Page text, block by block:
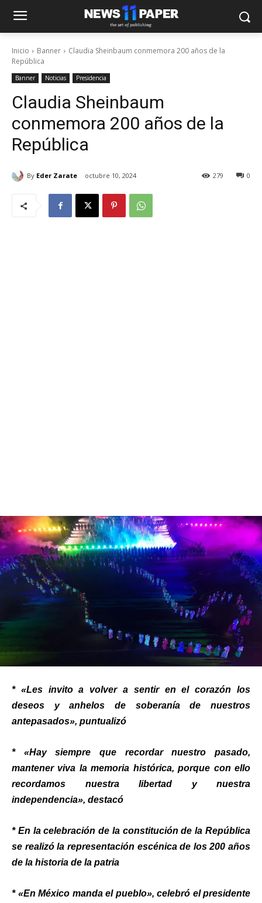
Inicio Banner
Claudia Sheinbaum conmemora 200 años de la
República
Banner Noticias Presidencia
Claudia Sheinbaum
conmemora 200 años de la
República
By Eder Zarate octubre 10, 2024 0
279
* «Les invito a volver a sentir en el corazón los
deseos y anhelos de soberanía de nuestros
antepasados», puntualizó
* «Hay siempre que recordar nuestro pasado,
mantener viva la memoria histórica, porque con ello
recordamos nuestra libertad y nuestra
independencia», destacó
* En la celebración de la constitución de la República
se realizó la representación escénica de los 200 años
de la historia de la patria
* «En México manda el pueblo», celebró el presidente